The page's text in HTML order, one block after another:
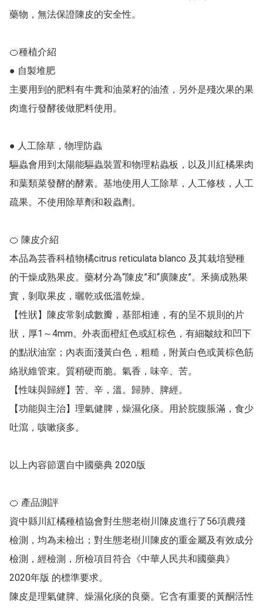
藥物，無法保證陳皮的安全性。
🍊種植介紹
● 自製堆肥
主要用到的肥料有牛糞和油菜籽的油渣，另外是殘次果的果
肉進行發酵後做肥料使用。
● 人工除草，物理防蟲
驅蟲會用到太陽能驅蟲裝置和物理粘蟲板，以及川紅橘果肉
和葉類菜發酵的酵素。基地使用人工除草，人工修枝，人工
疏果。不使用除草劑和殺蟲劑。
🍊 陳皮介紹
本品為芸香科植物橘citrus reticulata blanco 及其栽培變種
的干燥成熟果皮。藥材分為“陳皮”和“廣陳皮”。釆摘成熟果
實，剝取果皮，曬乾或低溫乾燥。
【性狀】陳皮常剝成數瓣，基部相連，有的呈不規則的片
狀，厚1～4mm。外表面橙紅色或紅棕色，有細皺紋和凹下
的點狀油室；內表面淺黃白色，粗糙，附黃白色或黃棕色筋
絡狀維管束。質稍硬而脆。氣香，味辛、苦。
【性味與歸經】苦、辛，溫。歸肺、脾經。
【功能與主治】理氣健脾，燥濕化痰。用於脘腹脹滿，食少
吐瀉，咳嗽痰多。
以上內容節選自中國藥典 2020版
🍊 產品測評
資中縣川紅橘種植協會對生態老樹川陳皮進行了56項農殘
檢測，均為未檢出；對生態老樹川陳皮的重金屬及有效成分
檢測，經檢測，所檢項目符合《中華人民共和國藥典》
2020年版 的標準要求。
陳皮是理氣健脾、燥濕化痰的良藥。它含有重要的黃酮活性